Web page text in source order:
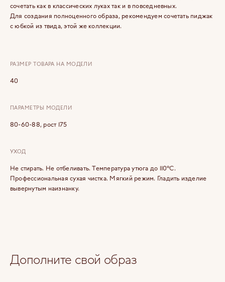
сочетать как в классических луках так и в повседневных.
Для создания полноценного образа, рекомендуем сочетать пиджак
с юбкой из твида, этой же коллекции.
РАЗМЕР ТОВАРА НА МОДЕЛИ
40
ПАРАМЕТРЫ МОДЕЛИ
80-60-88, рост 175
УХОД
Не стирать. Не отбеливать. Температура утюга до 110°C.
Профессиональная сухая чистка. Мягкий режим. Гладить изделие
вывернутым наизнанку.
Дополните свой образ